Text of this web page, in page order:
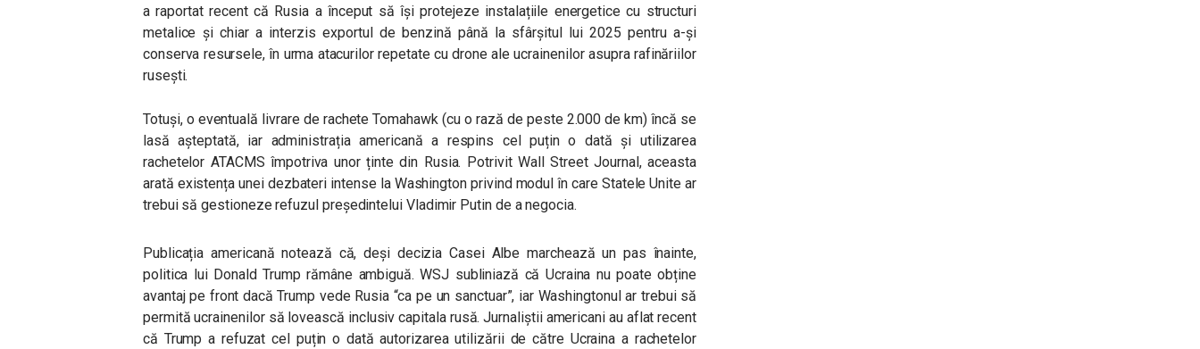
a raportat recent că Rusia a început să își protejeze instalațiile energetice cu structuri
metalice și chiar a interzis exportul de benzină până la sfârșitul lui 2025 pentru a-și
conserva resursele, în urma atacurilor repetate cu drone ale ucrainenilor asupra rafinăriilor
rusești.
Totuși, o eventuală livrare de rachete Tomahawk (cu o rază de peste 2.000 de km) încă se
lasă așteptată, iar administrația americană a respins cel puțin o dată și utilizarea
rachetelor ATACMS împotriva unor ținte din Rusia. Potrivit Wall Street Journal, aceasta
arată existența unei dezbateri intense la Washington privind modul în care Statele Unite ar
trebui să gestioneze refuzul președintelui Vladimir Putin de a negocia.
Publicația americană notează că, deși decizia Casei Albe marchează un pas înainte,
politica lui Donald Trump rămâne ambiguă. WSJ subliniază că Ucraina nu poate obține
avantaj pe front dacă Trump vede Rusia “ca pe un sanctuar”, iar Washingtonul ar trebui să
permită ucrainenilor să lovească inclusiv capitala rusă.Jurnaliștii americani au aflat recent
că Trump a refuzat cel puțin o dată autorizarea utilizării de către Ucraina a rachetelor